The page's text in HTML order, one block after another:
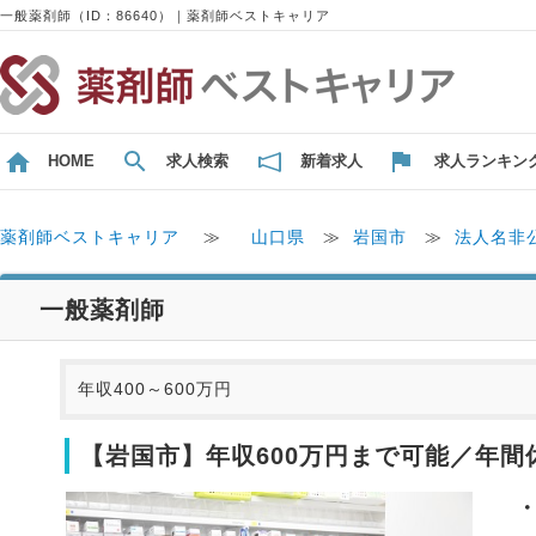
一般薬剤師（ID：86640）｜薬剤師ベストキャリア
HOME 求人検索 新着求人 求人ランキン
薬剤師ベストキャリア ≫ 山口県 ≫ 岩国市 ≫ 法人名非
一般薬剤師
年収400～600万円
【岩国市】年収600万円まで可能／年